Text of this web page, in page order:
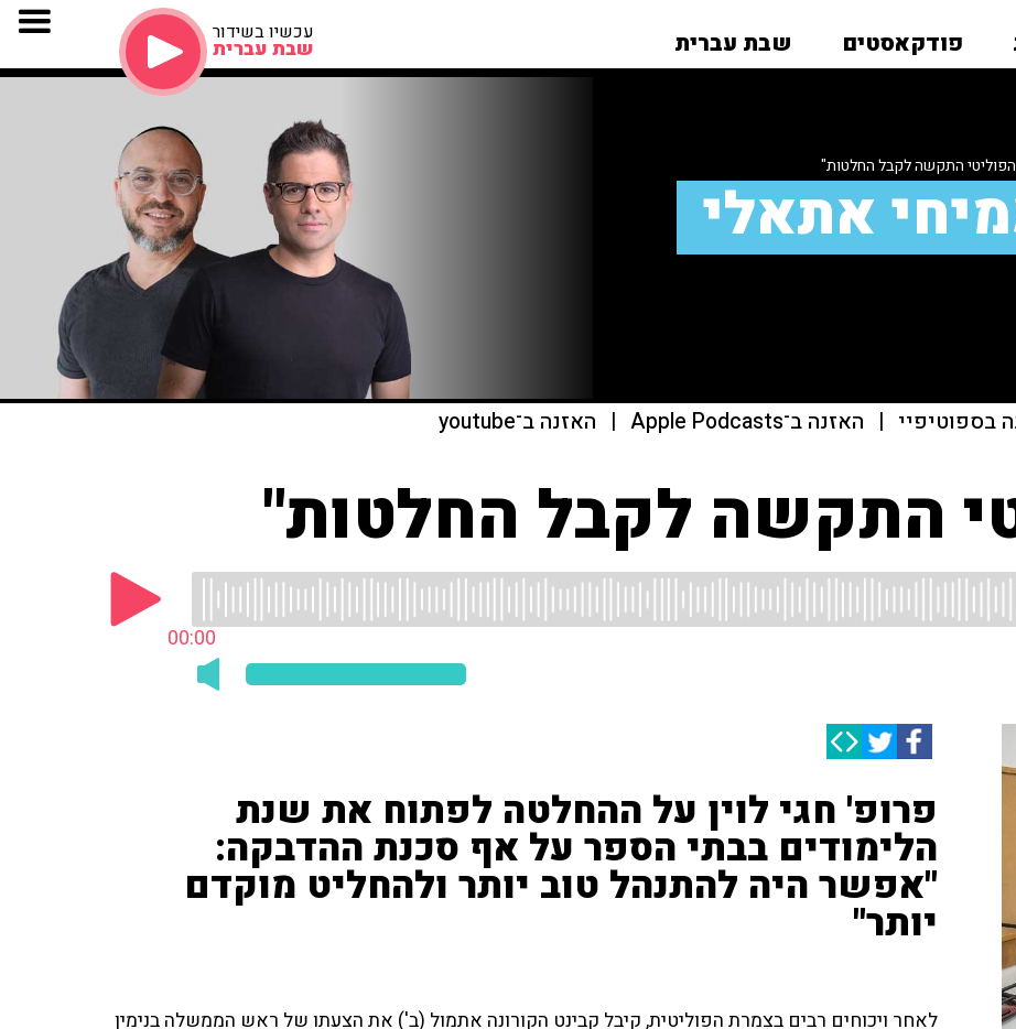
פודקאסטים שבת עברית עכשיו בשידור
שבת עברית
התקשה לקבל החלטות"
אתאלי
בספוטיפיי | האזנה ב־Apple Podcasts | האזנה ב־youtube
התקשה לקבל החלטות"
00:00
פרופ' חגי לוין על ההחלטה לפתוח את שנת
הלימודים בבתי הספר על אף סכנת ההדבקה:
"אפשר היה להתנהל טוב יותר ולהחליט מוקדם
יותר"
לאחר ויכוחים רבים בצמרת הפוליטית, קיבל קבינט הקורונה אתמול (ב') את הצעתו של ראש הממשלה בנימין